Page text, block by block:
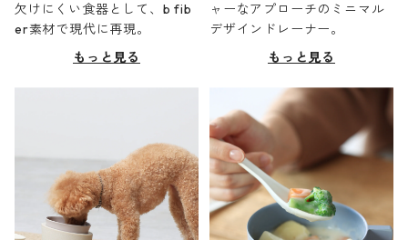
欠けにくい食器として、b fib
er素材で現代に再現。
もっと見る
ャーなアプローチのミニマル
デザインドレーナー。
もっと見る